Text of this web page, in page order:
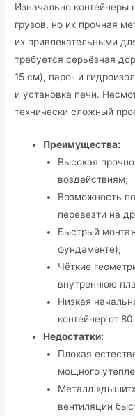
Изначально контейнеры
грузов, но их прочная
их привлекательными
требуется серьёзная
15 см), паро- и
и установка печи.
технически сложный
Преимущества:
Высокая
воздействиям;
Возможность
перевезти на
Быстрый
фундаменте);
Чёткие
внутреннюю
Низкая
контейнер от
Недостатки:
Плохая
мощного
Металл
вентиляции